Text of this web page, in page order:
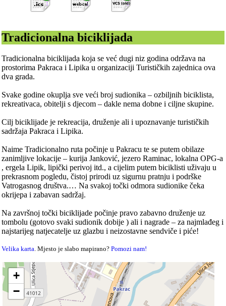
Tradicionalna biciklijada
Tradicionalna biciklijada koja se već dugi niz godina održava na
prostorima Pakraca i Lipika u organizaciji Turističkih zajednica ova
dva grada.
Svake godine okuplja sve veći broj sudionika – ozbiljnih biciklista,
rekreativaca, obitelji s djecom – dakle nema dobne i ciljne skupine.
Cilj biciklijade je rekreacija, druženje ali i upoznavanje turističkih
sadržaja Pakraca i Lipika.
Naime Tradicionalno ruta počinje u Pakracu te se putem obilaze
zanimljive lokacije – kurija Janković, jezero Raminac, lokalna OPG-a
, ergela Lipik, lipički perivoj itd., a cijelim putem biciklisti uživaju u
prekrasnom pogledu, čistoj prirodi uz sigurnu pratnju i podrške
Vatrogasnog društva.… Na svakoj točki odmora sudionike čeka
okrijepa i zabavan sadržaj.
Na završnoj točki biciklijade počinje pravo zabavno druženje uz
tombolu (gotovo svaki sudionik dobije ) ali i nagrade – za najmlađeg i
najstarijeg natjecatelje uz glazbu i neizostavne sendviče i piće!
Velika karta. Mjesto je slabo mapirano?Pomozi nam!
+
−